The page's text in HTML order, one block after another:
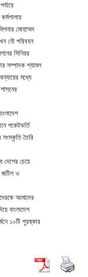
মোহাম্মদ
নৌ পরিবহন
সিনিয়র
সম্পাদক শ্যামল
মধ্যে
পকেটভর্তি
তৈরি
চেয়ে
ও
আমাদের
বাংলাদেশ
১০টি পুরষ্কার